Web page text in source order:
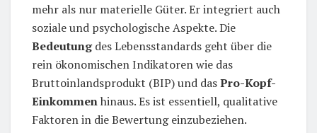
mehr als nur materielle Güter. Er integriert auch
soziale und psychologische Aspekte. Die
Bedeutungdes Lebensstandards geht über die
rein ökonomischen Indikatoren wie das
Bruttoinlandsprodukt (BIP) und dasPro-Kopf-
Einkommenhinaus. Es ist essentiell, qualitative
Faktoren in die Bewertung einzubeziehen.